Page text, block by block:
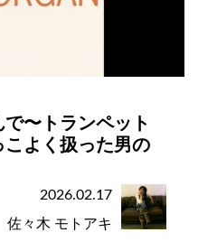
〜トランペット
よく扱った男の
2026.02.17
佐々木 モトアキ